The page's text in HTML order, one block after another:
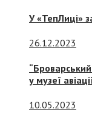
У «ТепЛиці»
26.12.2023
у музеї
10.05.2023